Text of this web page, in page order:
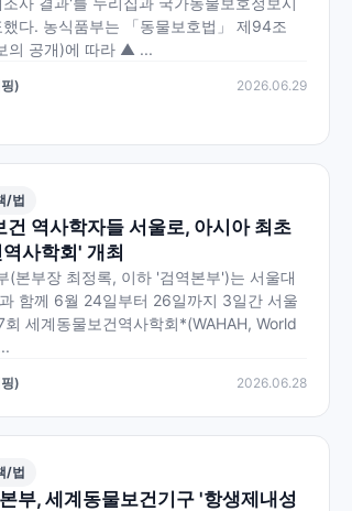
다. 농식품부는 「동물보호법」 제94조
의 공개)에 따라 ▲ ...
) 2026.06.29
/법
건 역사학자들 서울로, 아시아 최초
사학회' 개최
(본부장 최정록, 이하 '검역본부')는 서울대
함께 6월 24일부터 26일까지 3일간 서울
세계동물보건역사학회*(WAHAH, World
) 2026.06.28
/법
부, 세계동물보건기구 '항생제내성